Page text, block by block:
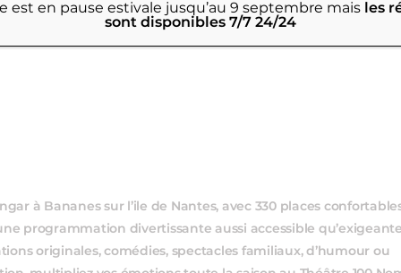
à Bananes sur l’ile de Nantes, avec 330 places
programmation divertissante aussi accessible
originales, comédies, spectacles familiaux, d’humour ou
est en pause estivale jusqu’au 9 septembre maisles
sont disponibles 7/7 24/24